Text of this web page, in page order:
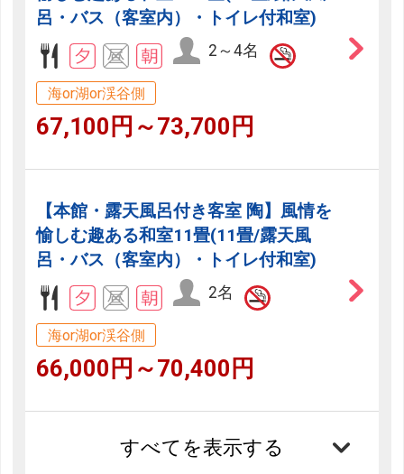
呂・バス（客室内）・トイレ付和室)
2～4名
海or湖or渓谷側
67,100円～73,700円
【本館・露天風呂付き客室 陶】風情を
愉しむ趣ある和室11畳(11畳/露天風
呂・バス（客室内）・トイレ付和室)
2名
海or湖or渓谷側
66,000円～70,400円
すべてを表示する